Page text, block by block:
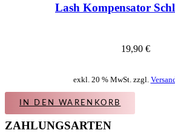
Lash Kompensator
19,90 €
exkl. 20 % MwSt. zzgl.
IN DEN WARENKORB
ZAHLUNGSARTEN